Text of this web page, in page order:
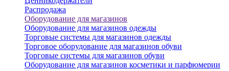
Распродажа
Оборудование для магазинов
Оборудование для магазинов одежды
Торговые системы для магазинов одежды
Торговое оборудование для магазинов обуви
Торговые системы для магазинов обуви
Оборудование для магазинов косметики и парфюмерии